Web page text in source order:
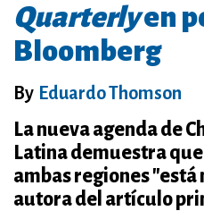
Quarterlyen
Bloomberg
By Eduardo Thomson
La nueva agenda de
Latina demuestra
ambas regiones
autora del artículo